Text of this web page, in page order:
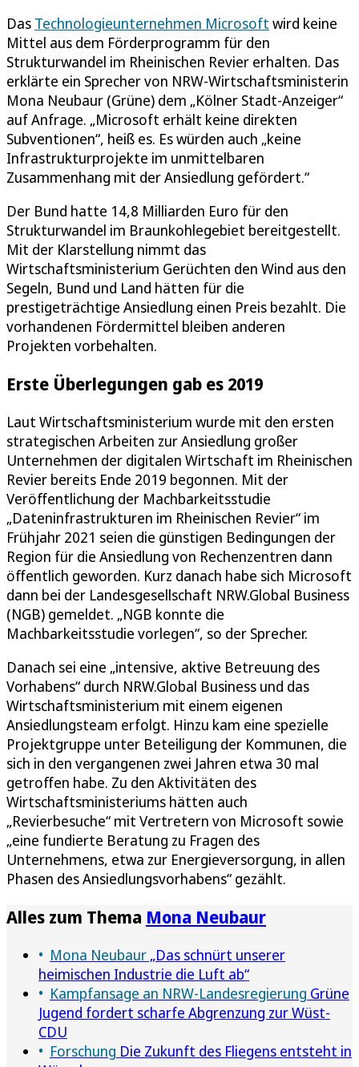
Das Technologieunternehmen Microsoft wird keine
Mittel aus dem Förderprogramm für den
Strukturwandel im Rheinischen Revier erhalten. Das
erklärte ein Sprecher von NRW-Wirtschaftsministerin
Mona Neubaur (Grüne) dem „Kölner Stadt-Anzeiger“
auf Anfrage. „Microsoft erhält keine direkten
Subventionen“, heiß es. Es würden auch „keine
Infrastrukturprojekte im unmittelbaren
Zusammenhang mit der Ansiedlung gefördert.“
Der Bund hatte 14,8 Milliarden Euro für den
Strukturwandel im Braunkohlegebiet bereitgestellt.
Mit der Klarstellung nimmt das
Wirtschaftsministerium Gerüchten den Wind aus den
Segeln, Bund und Land hätten für die
prestigeträchtige Ansiedlung einen Preis bezahlt. Die
vorhandenen Fördermittel bleiben anderen
Projekten vorbehalten.
Erste Überlegungen gab es 2019
Laut Wirtschaftsministerium wurde mit den ersten
strategischen Arbeiten zur Ansiedlung großer
Unternehmen der digitalen Wirtschaft im Rheinischen
Revier bereits Ende 2019 begonnen. Mit der
Veröffentlichung der Machbarkeitsstudie
„Dateninfrastrukturen im Rheinischen Revier“ im
Frühjahr 2021 seien die günstigen Bedingungen der
Region für die Ansiedlung von Rechenzentren dann
öffentlich geworden. Kurz danach habe sich Microsoft
dann bei der Landesgesellschaft NRW.Global Business
(NGB) gemeldet. „NGB konnte die
Machbarkeitsstudie vorlegen“, so der Sprecher.
Danach sei eine „intensive, aktive Betreuung des
Vorhabens“ durch NRW.Global Business und das
Wirtschaftsministerium mit einem eigenen
Ansiedlungsteam erfolgt. Hinzu kam eine spezielle
Projektgruppe unter Beteiligung der Kommunen, die
sich in den vergangenen zwei Jahren etwa 30 mal
getroffen habe. Zu den Aktivitäten des
Wirtschaftsministeriums hätten auch
„Revierbesuche“ mit Vertretern von Microsoft sowie
„eine fundierte Beratung zu Fragen des
Unternehmens, etwa zur Energieversorgung, in allen
Phasen des Ansiedlungsvorhabens“ gezählt.
Alles zum Thema Mona Neubaur
Mona Neubaur „Das schnürt unserer
heimischen Industrie die Luft ab“
Kampfansage an NRW-Landesregierung Grüne
Jugend fordert scharfe Abgrenzung zur Wüst-
CDU
Forschung Die Zukunft des Fliegens entsteht in